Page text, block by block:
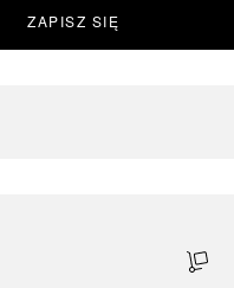
ZAPISZ SIĘ